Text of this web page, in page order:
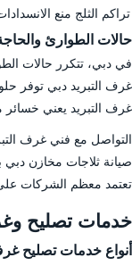
تراكم الثلج منع
حالات الطوارئ
في دبي، تتكرر حالات
غرف التبريد دبي توفر
غرف التبريد يعني خسائر
التواصل مع فني غرف
صيانة ثلاجات مخازن دبي
تعتمد معظم الشركات
خدمات تصليح
أنواع خدمات تصليح